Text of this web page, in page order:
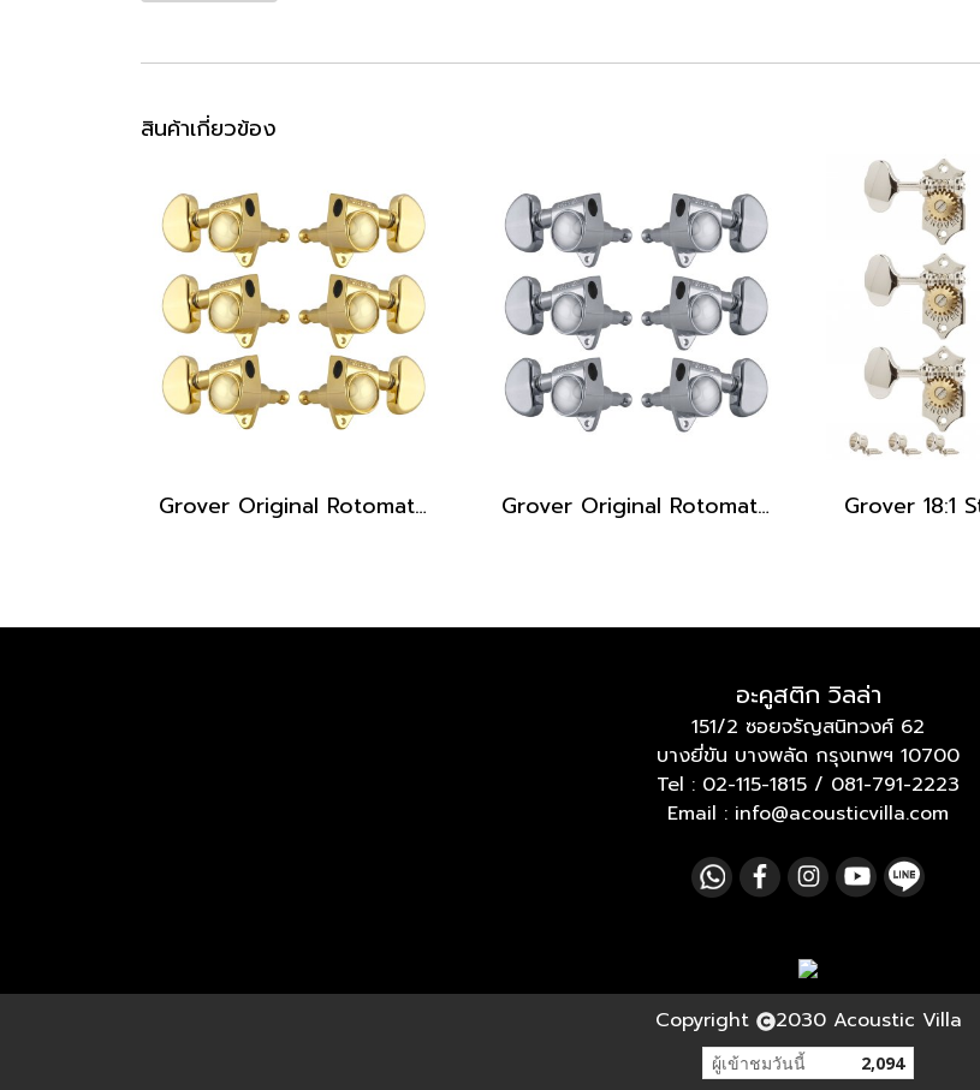
สินค้าเกี่ยวข้อง
Grover Original Rotomatics (102 Series) 3x3 Tuners, 18:1, Gold Grover Original Rotomatics (102 Series) 3x3 Tuners, 18:1, Chromeme
อะคูสติก วิลล่า
151/2 ซอยจรัญสนิทวงศ์ 62
บางยี่ขัน บางพลัด กรุงเทพฯ 10700
Tel : 02-115-1815 / 081-791-2223
Email : info@acousticvilla.com
Copyright 2030 Acoustic Villa
ผู้เข้าชมวันนี้ 2,094